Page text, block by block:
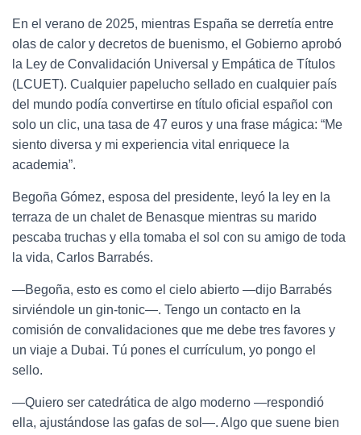
En el verano de 2025, mientras España se derretía entre
olas de calor y decretos de buenismo, el Gobierno aprobó
la Ley de Convalidación Universal y Empática de Títulos
(LCUET). Cualquier papelucho sellado en cualquier país
del mundo podía convertirse en título oficial español con
solo un clic, una tasa de 47 euros y una frase mágica: “Me
siento diversa y mi experiencia vital enriquece la
academia”.
Begoña Gómez, esposa del presidente, leyó la ley en la
terraza de un chalet de Benasque mientras su marido
pescaba truchas y ella tomaba el sol con su amigo de toda
la vida, Carlos Barrabés.
—Begoña, esto es como el cielo abierto —dijo Barrabés
sirviéndole un gin-tonic—. Tengo un contacto en la
comisión de convalidaciones que me debe tres favores y
un viaje a Dubai. Tú pones el currículum, yo pongo el
sello.
—Quiero ser catedrática de algo moderno —respondió
ella, ajustándose las gafas de sol—. Algo que suene bien